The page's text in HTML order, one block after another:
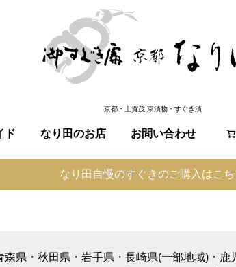
京都・上賀茂 京漬物・すぐき漬
ド なり田のお店 お問い合わせ
なり田自慢のすぐきのご購入はこち
森県・秋田県・岩手県・長崎県(一部地域)・